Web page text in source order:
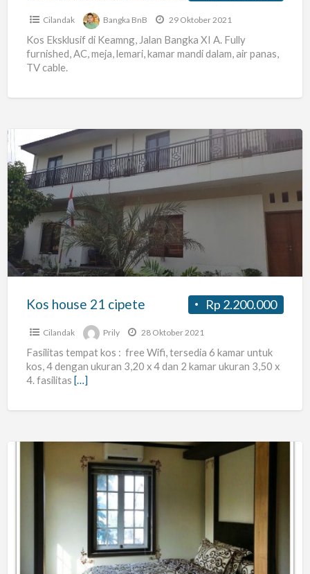
Cilandak Bangka BnB 29 Oktober 2021
Kos Eksklusif di Keamng, Jalan Bangka XI A. Fully
furnished, AC, meja, lemari, kamar mandi dalam, air panas,
TV cable.
Kos
house
21
cipete
Rp 2.200.000
Kos house 21 cipete
Cilandak Prily 28 Oktober 2021
Fasilitas tempat kos : free Wifi, tersedia 6 kamar untuk
kos, 4 dengan ukuran 3,20 x 4 dan 2 kamar ukuran 3,50 x
4. fasilitas […]
Exclusive